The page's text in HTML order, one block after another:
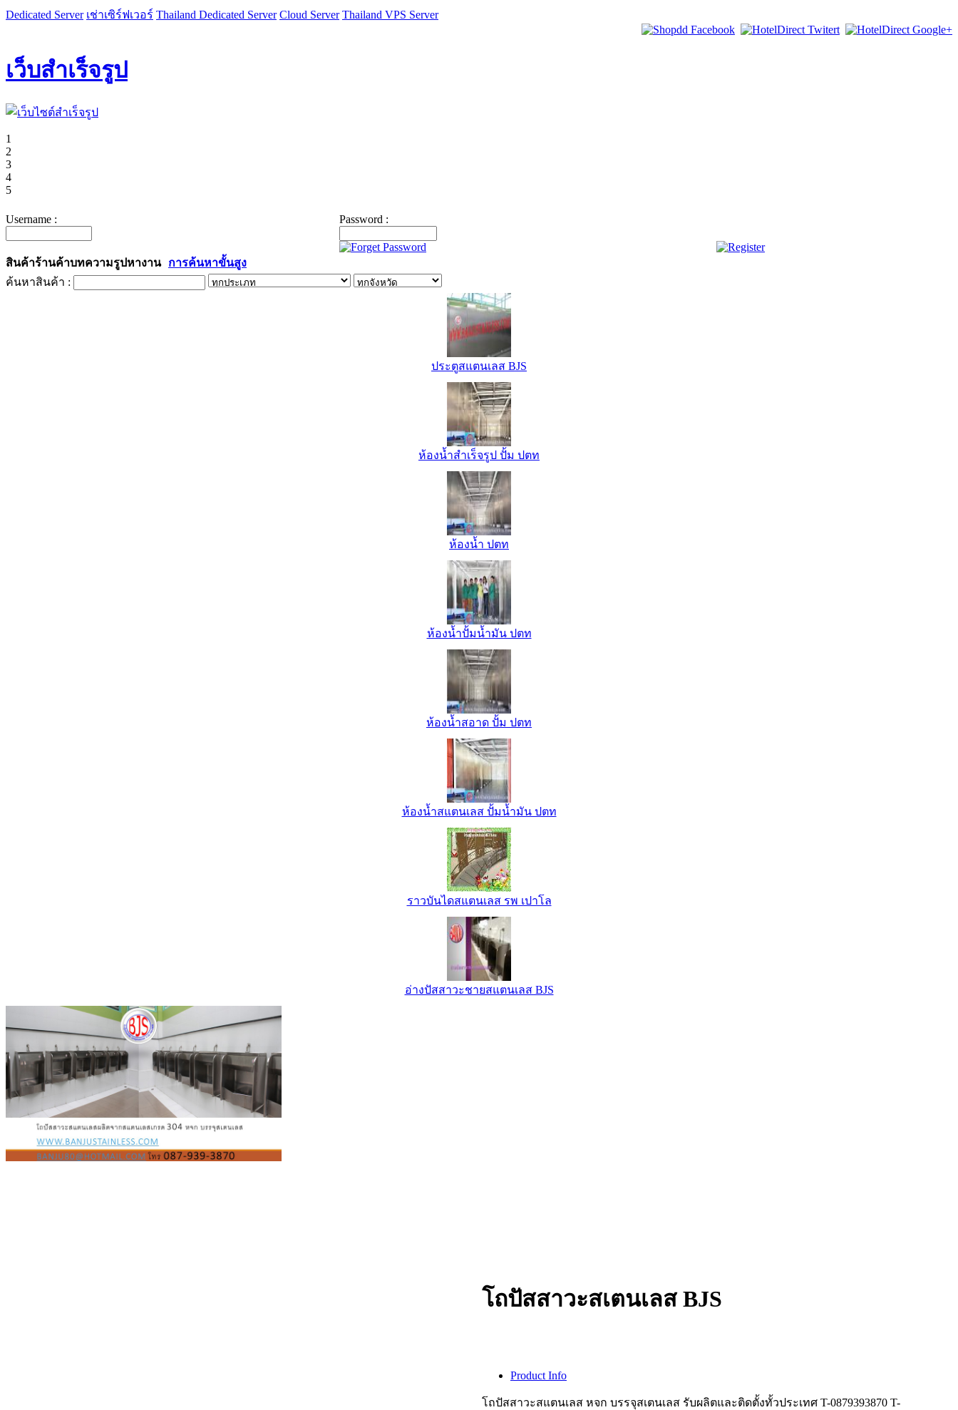
Dedicated Server เช่าเซิร์ฟเวอร์ Thailand Dedicated Server Cloud Server Thailand VPS Server
เว็บสำเร็จรูป
1
2
3
4
5
Username : Password :
สินค้าร้านค้าบทความรูปหางาน
การค้นหาขั้นสูง
ค้นหาสินค้า :
ประตูสแตนเลส BJS
ห้องน้ำสำเร็จรูป ปั้ม ปตท
ห้องน้ำ ปตท
ห้องน้ำปั้มน้ำมัน ปตท
ห้องน้ำสอาด ปั้ม ปตท
ห้องน้ำสแตนเลส ปั้มน้ำมัน ปตท
ราวบันไดสแตนเลส รพ เปาโล
อ่างปัสสาวะชายสแตนเลส BJS
โถปัสสาวะสเตนเลส BJS
Product Info
โถปัสสาวะสแตนเลส หจก บรรจุสเตนเลส รับผลิตและติดตั้งทั้วประเทศ T-0879393870 T-